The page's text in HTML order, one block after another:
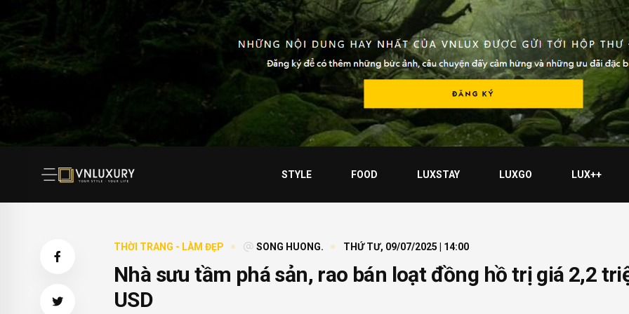
STYLE FOOD LUXSTAY LUXGO LUX++
THỜI TRANG - LÀM ĐẸP SONG HUONG. THỨ TƯ, 09/07/2025 | 14:00
Nhà sưu tầm phá sản, rao bán loạt đồng hồ trị giá 2,2
USD